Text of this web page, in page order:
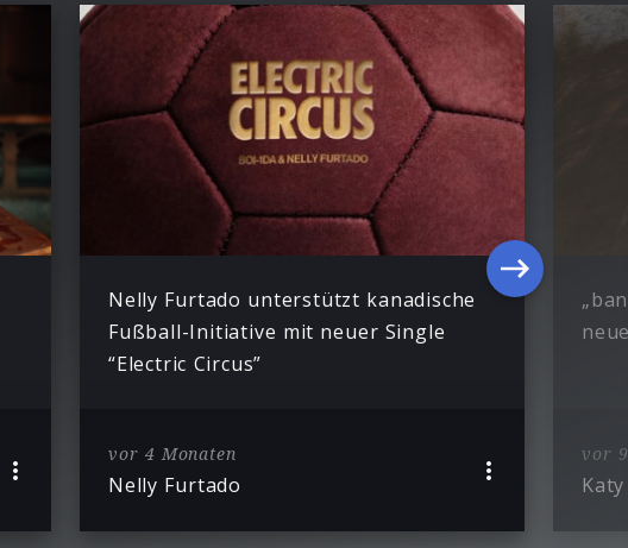
Nelly Furtado unterstützt kanadische
Fußball-Initiative mit neuer Single
“Electric Circus”
vor 4 Monaten
Nelly Furtado
vor